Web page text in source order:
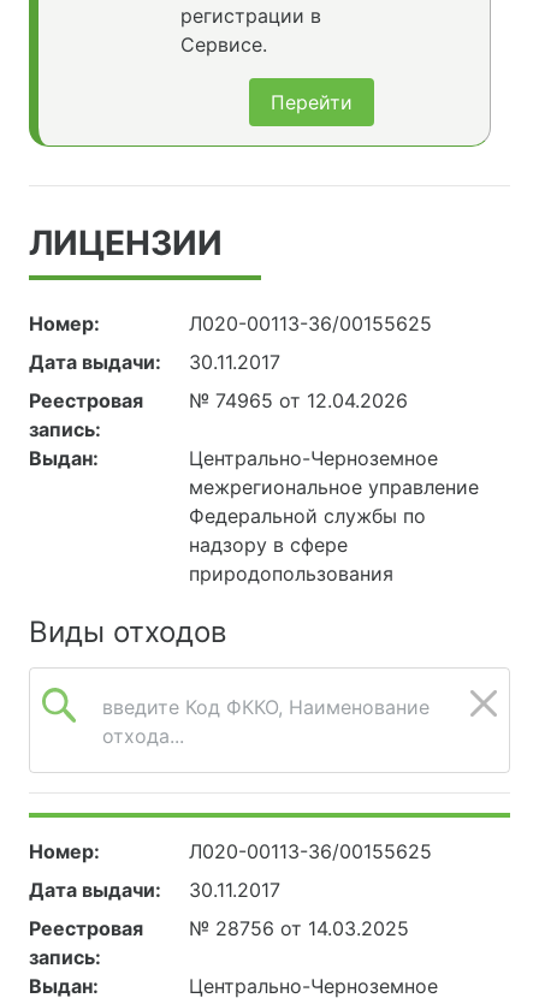
регистрации в
Сервисе.
Перейти
ЛИЦЕНЗИИ
Номер:
Л020-00113-36/00155625
Дата выдачи:
30.11.2017
Реестровая
запись:
№ 74965 от 12.04.2026
Выдан:
Центрально-Черноземное
межрегиональное управление
Федеральной службы по
надзору в сфере
природопользования
Виды отходов
введите Код ФККО, Наименование
отхода...
Номер:
Л020-00113-36/00155625
Дата выдачи:
30.11.2017
Реестровая
запись:
№ 28756 от 14.03.2025
Выдан:
Центрально-Черноземное